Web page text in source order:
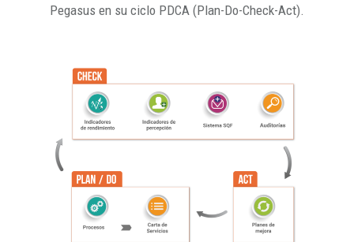
Pegasus en su ciclo PDCA (Plan-Do-Check-Act).